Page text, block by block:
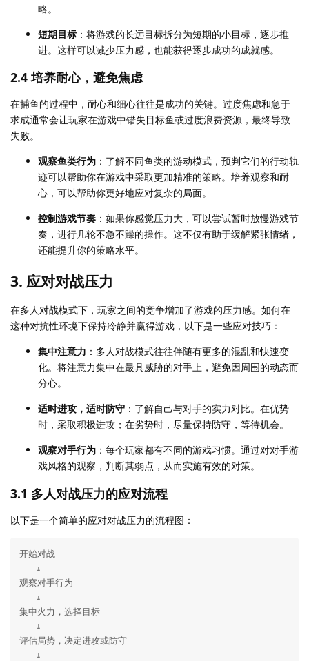
略。
短期目标 ：将游戏的长远目标拆分为短期的小目标，逐步推
进。这样可以减少压力感，也能获得逐步成功的成就感。
2.4 培养耐心，避免焦虑
在捕鱼的过程中，耐心和细心往往是成功的关键。过度焦虑和急于
求成通常会让玩家在游戏中错失目标鱼或过度浪费资源，最终导致
失败。
观察鱼类行为 ：了解不同鱼类的游动模式，预判它们的行动轨
迹可以帮助你在游戏中采取更加精准的策略。培养观察和耐
心，可以帮助你更好地应对复杂的局面。
控制游戏节奏 ：如果你感觉压力大，可以尝试暂时放慢游戏节
奏，进行几轮不急不躁的操作。这不仅有助于缓解紧张情绪，
还能提升你的策略水平。
3. 应对对战压力
在多人对战模式下，玩家之间的竞争增加了游戏的压力感。如何在
这种对抗性环境下保持冷静并赢得游戏，以下是一些应对技巧：
集中注意力 ：多人对战模式往往伴随有更多的混乱和快速变
化。将注意力集中在最具威胁的对手上，避免因周围的动态而
分心。
适时进攻，适时防守 ：了解自己与对手的实力对比。在优势
时，采取积极进攻；在劣势时，尽量保持防守，等待机会。
观察对手行为 ：每个玩家都有不同的游戏习惯。通过对对手游
戏风格的观察，判断其弱点，从而实施有效的对策。
3.1 多人对战压力的应对流程
以下是一个简单的应对对战压力的流程图：
开始对战
   ↓
观察对手行为
   ↓
集中火力，选择目标
   ↓
评估局势，决定进攻或防守
   ↓